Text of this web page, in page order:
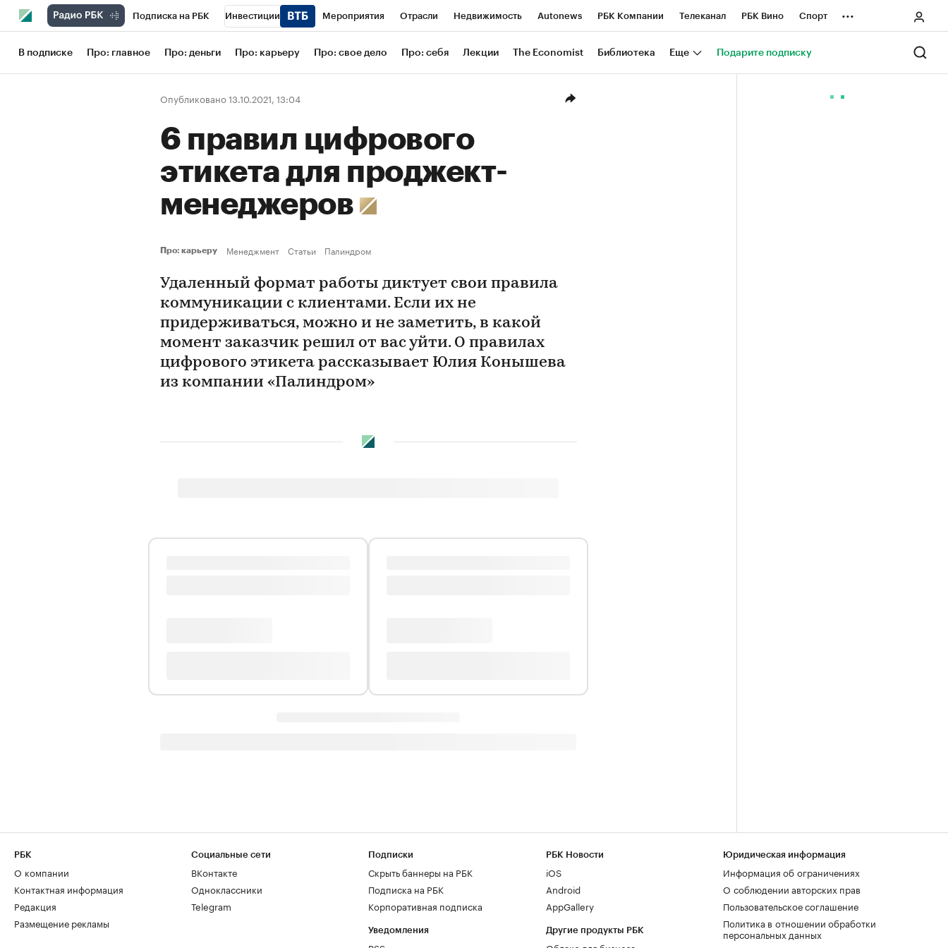
Подписка на РБК Инвестиции Мероприятия Отрасли Недвижимость Autonews РБК Компании Телеканал РБК Вино Спорт
Школа управления РБК РБК Образование РБК Life Тренды Визионеры Национальные проекты Город
Рынок наличной валюты
...
В подписке Про: главное Про: деньги Про: карьеру Про: свое дело Про: себя Лекции The Economist Библиотека Еще Подарите подписку
Опубликовано 13.10.2021, 13:04
6 правил цифрового
этикета для проджект-
менеджеров
Про: карьеру Менеджмент Статьи Палиндром
Удаленный формат работы диктует свои правила
коммуникации с клиентами. Если их не
придерживаться, можно и не заметить, в какой
момент заказчик решил от вас уйти. О правилах
цифрового этикета рассказывает Юлия Конышева
из компании «Палиндром»
РБК
О компании
Контактная информация
Редакция
Размещение рекламы
Социальные сети
ВКонтакте
Одноклассники
Telegram
Подписки
Скрыть баннеры на РБК
Подписка на РБК
Корпоративная подписка
Уведомления
РБК Новости
iOS
Android
AppGallery
Другие продукты РБК
Юридическая информация
Информация об ограничениях
О соблюдении авторских прав
Пользовательское соглашение
Политика в отношении обработки
персональных данных